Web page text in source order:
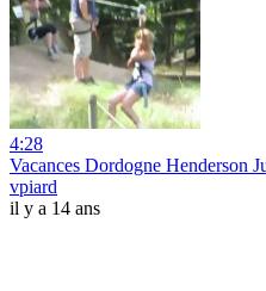
4:28
Vacances Dordogne Henderson
vpiard
il y a 14 ans